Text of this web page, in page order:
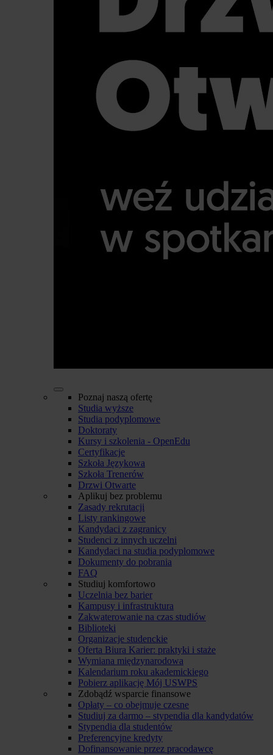
Poznaj naszą ofertę
Studia wyższe
Studia podyplomowe
Doktoraty
Kursy i szkolenia - OpenEdu
Certyfikacje
Szkoła Językowa
Szkoła Trenerów
Drzwi Otwarte
Aplikuj bez problemu
Zasady rekrutacji
Listy rankingowe
Kandydaci z zagranicy
Studenci z innych uczelni
Kandydaci na studia podyplomowe
Dokumenty do pobrania
FAQ
Studiuj komfortowo
Uczelnia bez barier
Kampusy i infrastruktura
Zakwaterowanie na czas studiów
Biblioteki
Organizacje studenckie
Oferta Biura Karier: praktyki i staże
Wymiana międzynarodowa
Kalendarium roku akademickiego
Pobierz aplikację Mój USWPS
Zdobądź wsparcie finansowe
Opłaty – co obejmuje czesne
Studiuj za darmo – stypendia dla kandydatów
Stypendia dla studentów
Preferencyjne kredyty
Dofinansowanie przez pracodawcę